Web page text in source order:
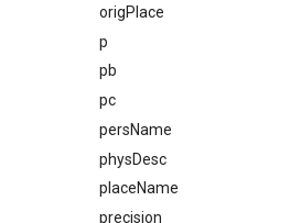
origPlace
p
pb
pc
persName
physDesc
placeName
precision